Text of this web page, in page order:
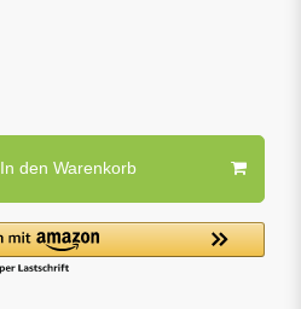
In den Warenkorb